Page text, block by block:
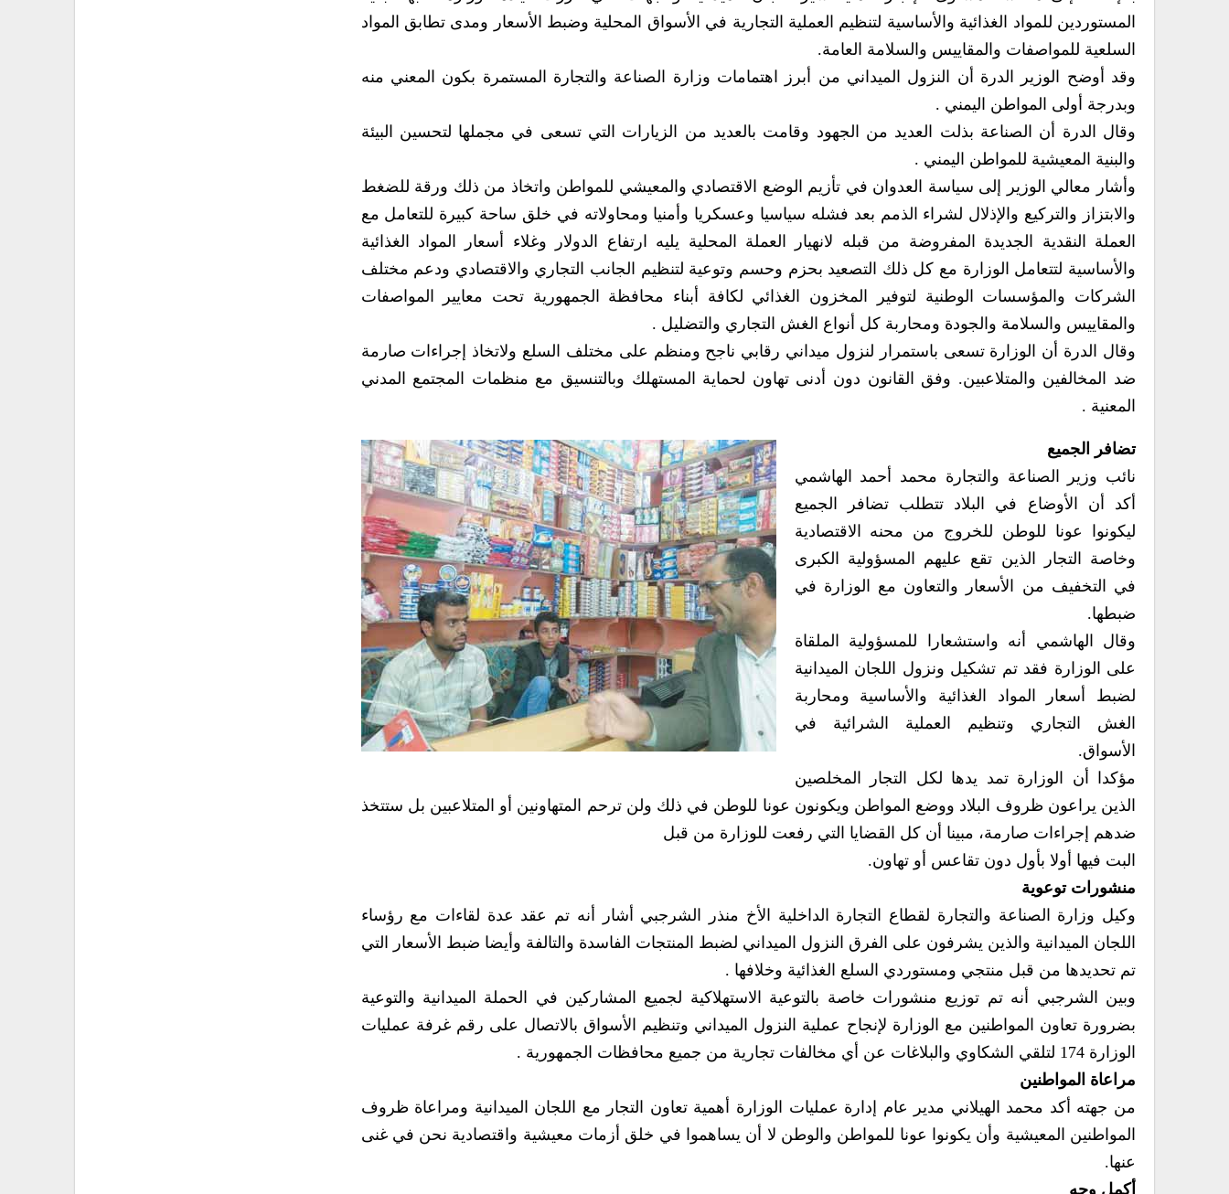
المستوردين للمواد الغذائية والأساسية لتنظيم العملية التجارية في الأسواق المحلية وضبط الأسعار ومدى تطابق المواد
السلعية للمواصفات والمقاييس والسلامة العامة.
وقد أوضح الوزير الدرة أن النزول الميداني من أبرز اهتمامات وزارة الصناعة والتجارة المستمرة بكون المعني منه
وبدرجة أولى المواطن اليمني .
وقال الدرة أن الصناعة بذلت العديد من الجهود وقامت بالعديد من الزيارات التي تسعى في مجملها لتحسين البيئة
والبنية المعيشية للمواطن اليمني .
وأشار معالي الوزير إلى سياسة العدوان في تأزيم الوضع الاقتصادي والمعيشي للمواطن واتخاذ من ذلك ورقة للضغط
والابتزاز والتركيع والإذلال لشراء الذمم بعد فشله سياسيا وعسكريا وأمنيا ومحاولاته في خلق ساحة كبيرة للتعامل مع
العملة النقدية الجديدة المفروضة من قبله لانهيار العملة المحلية يليه ارتفاع الدولار وغلاء أسعار المواد الغذائية
والأساسية لتتعامل الوزارة مع كل ذلك التصعيد بحزم وحسم وتوعية لتنظيم الجانب التجاري والاقتصادي ودعم مختلف
الشركات والمؤسسات الوطنية لتوفير المخزون الغذائي لكافة أبناء محافظة الجمهورية تحت معايير المواصفات
والمقاييس والسلامة والجودة ومحاربة كل أنواع الغش التجاري والتضليل .
وقال الدرة أن الوزارة تسعى باستمرار لنزول ميداني رقابي ناجح ومنظم على مختلف السلع ولاتخاذ إجراءات صارمة
ضد المخالفين والمتلاعبين. وفق القانون دون أدنى تهاون لحماية المستهلك وبالتنسيق مع منظمات المجتمع المدني
المعنية .
تضافر الجميع
نائب وزير الصناعة والتجارة محمد أحمد الهاشمي
أكد أن الأوضاع في البلاد تتطلب تضافر الجميع
ليكونوا عونا للوطن للخروج من محنه الاقتصادية
وخاصة التجار الذين تقع عليهم المسؤولية الكبرى
في التخفيف من الأسعار والتعاون مع الوزارة في
ضبطها.
وقال الهاشمي أنه واستشعارا للمسؤولية الملقاة
على الوزارة فقد تم تشكيل ونزول اللجان الميدانية
لضبط أسعار المواد الغذائية والأساسية ومحاربة
الغش التجاري وتنظيم العملية الشرائية في
الأسواق.
مؤكدا أن الوزارة تمد يدها لكل التجار المخلصين
الذين يراعون ظروف البلاد ووضع المواطن ويكونون عونا للوطن في ذلك ولن ترحم المتهاونين أو المتلاعبين بل ستتخذ
ضدهم إجراءات صارمة، مبينا أن كل القضايا التي رفعت للوزارة من قبل
البت فيها أولا بأول دون تقاعس أو تهاون.
منشورات توعوية
وكيل وزارة الصناعة والتجارة لقطاع التجارة الداخلية الأخ منذر الشرجبي أشار أنه تم عقد عدة لقاءات مع رؤساء
اللجان الميدانية والذين يشرفون على الفرق النزول الميداني لضبط المنتجات الفاسدة والتالفة وأيضا ضبط الأسعار التي
تم تحديدها من قبل منتجي ومستوردي السلع الغذائية وخلافها .
وبين الشرجبي أنه تم توزيع منشورات خاصة بالتوعية الاستهلاكية لجميع المشاركين في الحملة الميدانية والتوعية
بضرورة تعاون المواطنين مع الوزارة لإنجاح عملية النزول الميداني وتنظيم الأسواق بالاتصال على رقم غرفة عمليات
الوزارة 174 لتلقي الشكاوي والبلاغات عن أي مخالفات تجارية من جميع محافظات الجمهورية .
مراعاة المواطنين
من جهته أكد محمد الهيلاني مدير عام إدارة عمليات الوزارة أهمية تعاون التجار مع اللجان الميدانية ومراعاة ظروف
المواطنين المعيشية وأن يكونوا عونا للمواطن والوطن لا أن يساهموا في خلق أزمات معيشية واقتصادية نحن في غنى
عنها.
أكمل وجه